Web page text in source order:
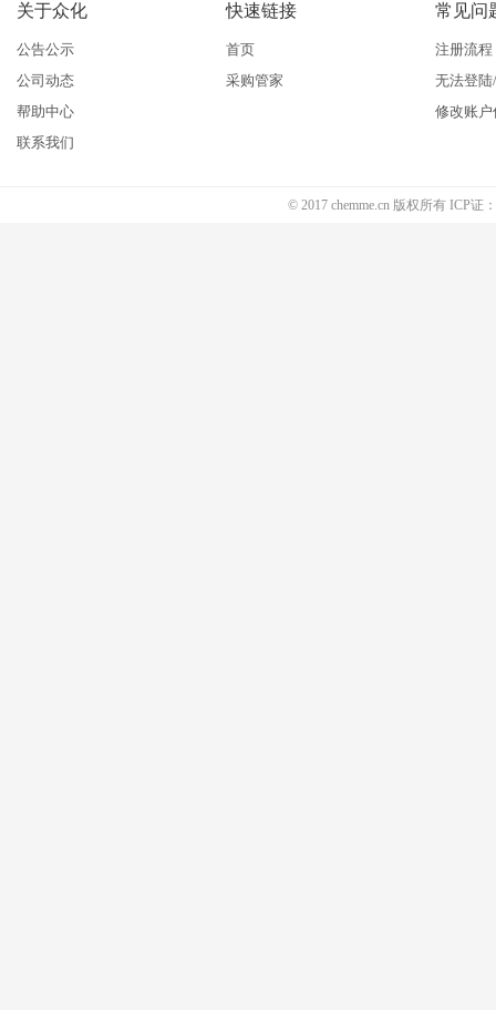
关于众化
公告公示
公司动态
帮助中心
联系我们
快速链接
首页
采购管家
常见问
注册流程
无法登
修改账户
© 2017 chemme.cn 版权所有 ICP证：